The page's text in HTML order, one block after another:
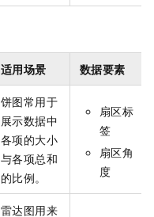
适用场景 数据要素
饼图常用于
展示数据中
各项的大小
与各项总和
的比例。
扇区标
签
扇区角
度
雷达图用来